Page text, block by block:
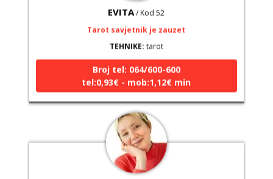
Tarot savjetnik je zauzet
Broj tel: 064/600-600
tel:0,93€ - mob:1,12€ min
TINA/ Kod 16